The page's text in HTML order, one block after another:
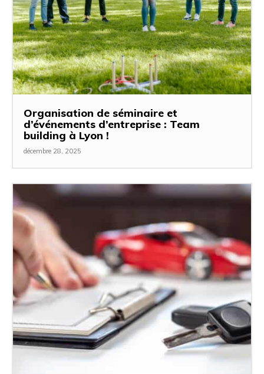
Organisation de séminaire et
d’événements d’entreprise : Team
building à Lyon !
décembre 28, 2025